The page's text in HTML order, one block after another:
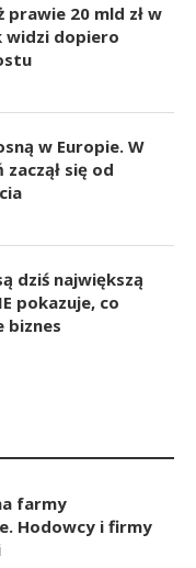
prawie 20 mld zł w
widzi dopiero
w Europie. W
się od
dziś największą
pokazuje, co
biznes
farmy
Hodowcy i firmy